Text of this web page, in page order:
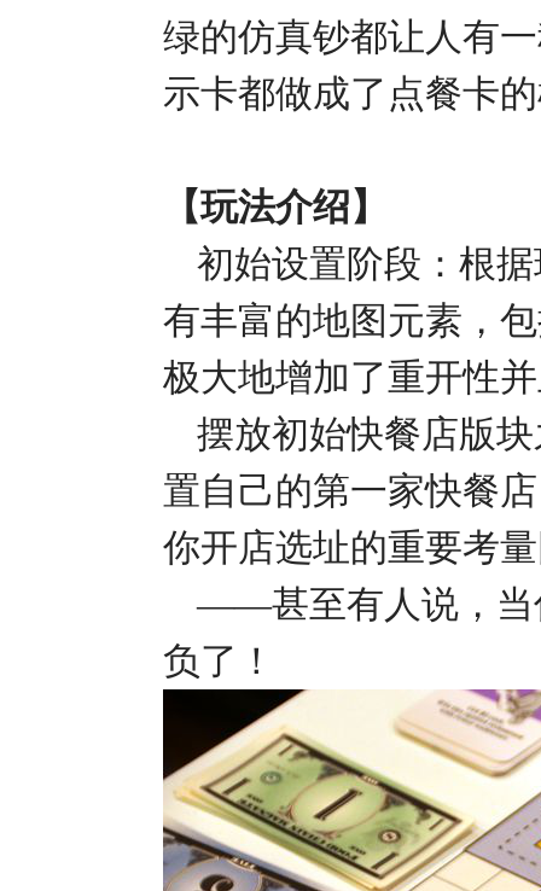
绿的仿真钞都让人有
示卡都做成了点餐卡
【玩法介绍】
初始设置阶段：根
有丰富的地图元素，
极大地增加了重开性
摆放初始快餐店版
置自己的第一家快餐
你开店选址的重要考
——甚至有人说，当
负了！